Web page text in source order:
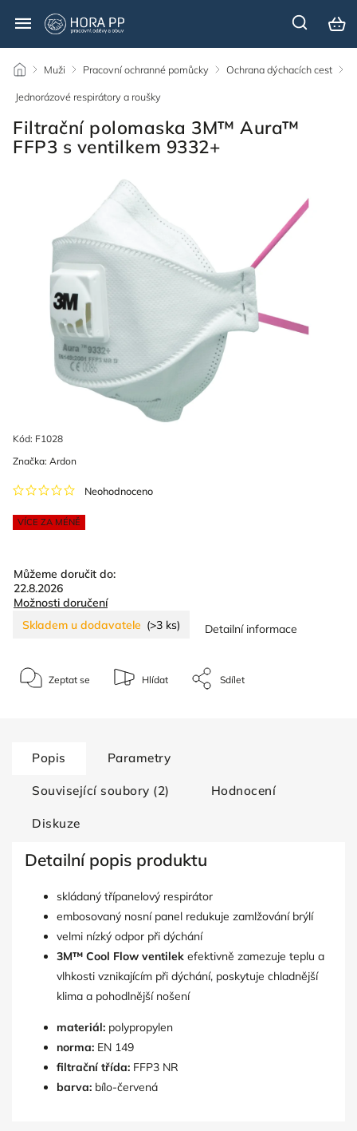
/ Muži / Pracovní ochranné pomůcky / Ochrana dýchacích cest /
Jednorázové respirátory a roušky
Filtrační polomaska 3M™ Aura™
FFP3 s ventilkem 9332+
Kód: F1028
VÍCE ZA MÉNĚ
Neohodnoceno
Značka: Ardon
Můžeme doručit do:
22.8.2026
Možnosti doručení
Skladem u dodavatele (>3 ks) Detailní informace
Zeptat se Hlídat Sdílet
Popis Parametry
Související soubory (2) Hodnocení
Diskuze
Detailní popis produktu
skládaný třípanelový respirátor
embosovaný nosní panel redukuje zamlžování brýlí
velmi nízký odpor při dýchání
3M™ Cool Flow ventilek efektivně zamezuje teplu a
vlhkosti vznikajícím při dýchání, poskytuje chladnější
klima a pohodlnější nošení
materiál: polypropylen
norma: EN 149
filtrační třída: FFP3 NR
barva: bílo-červená